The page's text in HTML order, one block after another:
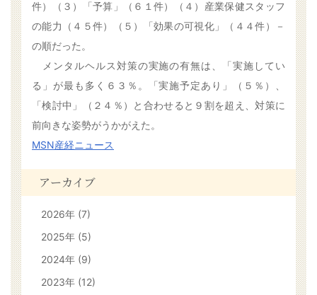
件）（３）「予算」（６１件）（４）産業保健スタッフ
の能力（４５件）（５）「効果の可視化」（４４件）－
の順だった。
メンタルヘルス対策の実施の有無は、「実施してい
る」が最も多く６３％。「実施予定あり」（５％）、
「検討中」（２４％）と合わせると９割を超え、対策に
前向きな姿勢がうかがえた。
MSN産経ニュース
アーカイブ
2026年 (7)
2025年 (5)
2024年 (9)
2023年 (12)